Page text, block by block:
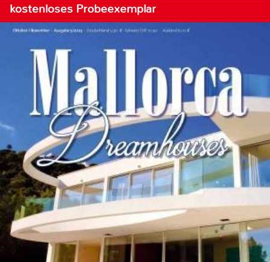
kostenloses Probeexemplar